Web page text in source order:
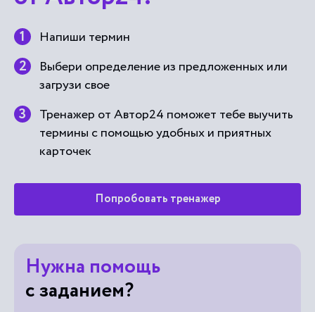
Напиши термин
Выбери определение из предложенных или
загрузи свое
Тренажер от Автор24 поможет тебе выучить
термины с помощью удобных и приятных
карточек
Попробовать тренажер
Нужна помощь
с заданием?